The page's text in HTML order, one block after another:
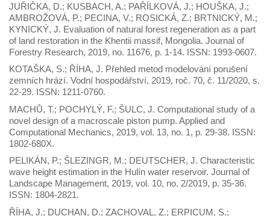
JUŘIČKA, D.; KUSBACH, A.; PAŘÍLKOVÁ, J.; HOUŠKA, J.;
AMBROŽOVÁ, P.; PECINA, V.; ROSICKÁ, Z.; BRTNICKÝ, M.;
KYNICKÝ, J. Evaluation of natural forest regeneration as a part
of land restoration in the Khentii massif, Mongolia. Journal of
Forestry Research, 2019, no. 11676, p. 1-14. ISSN: 1993-0607.
KOTAŠKA, S.; ŘÍHA, J. Přehled metod modelování porušení
zemních hrází. Vodní hospodářství, 2019, roč. 70, č. 11/2020, s.
22-29. ISSN: 1211-0760.
MACHŮ, T.; POCHYLÝ, F.; ŠULC, J. Computational study of a
novel design of a macroscale piston pump. Applied and
Computational Mechanics, 2019, vol. 13, no. 1, p. 29-38. ISSN:
1802-680X.
PELIKÁN, P.; ŠLEZINGR, M.; DEUTSCHER, J. Characteristic
wave height estimation in the Hulín water reservoir. Journal of
Landscape Management, 2019, vol. 10, no. 2/2019, p. 35-36.
ISSN: 1804-2821.
ŘÍHA, J.; DUCHAN, D.; ZACHOVAL, Z.; ERPICUM, S.;